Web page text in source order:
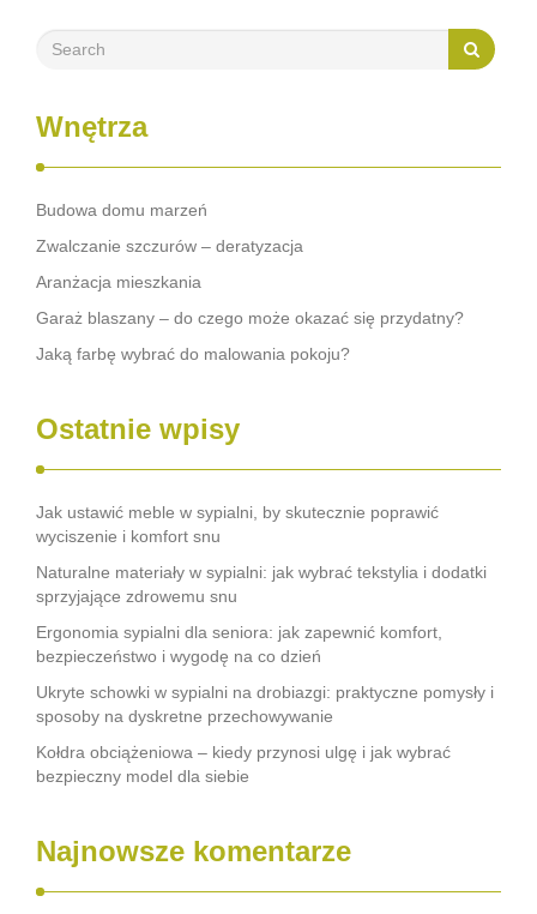
Wnętrza
Budowa domu marzeń
Zwalczanie szczurów – deratyzacja
Aranżacja mieszkania
Garaż blaszany – do czego może okazać się przydatny?
Jaką farbę wybrać do malowania pokoju?
Ostatnie wpisy
Jak ustawić meble w sypialni, by skutecznie poprawić
wyciszenie i komfort snu
Naturalne materiały w sypialni: jak wybrać tekstylia i dodatki
sprzyjające zdrowemu snu
Ergonomia sypialni dla seniora: jak zapewnić komfort,
bezpieczeństwo i wygodę na co dzień
Ukryte schowki w sypialni na drobiazgi: praktyczne pomysły i
sposoby na dyskretne przechowywanie
Kołdra obciążeniowa – kiedy przynosi ulgę i jak wybrać
bezpieczny model dla siebie
Najnowsze komentarze